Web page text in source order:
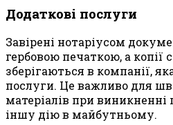
Додаткові послуги
Завірені нотаріусом
гербовою печаткою, а копії
зберігаються в компанії,
послуги. Це важливо для
матеріалів при виникненні
іншу дію в майбутньому.